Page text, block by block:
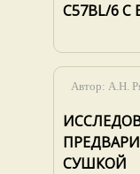
С57BL/6
Автор: А.Н.
СУШКОЙ